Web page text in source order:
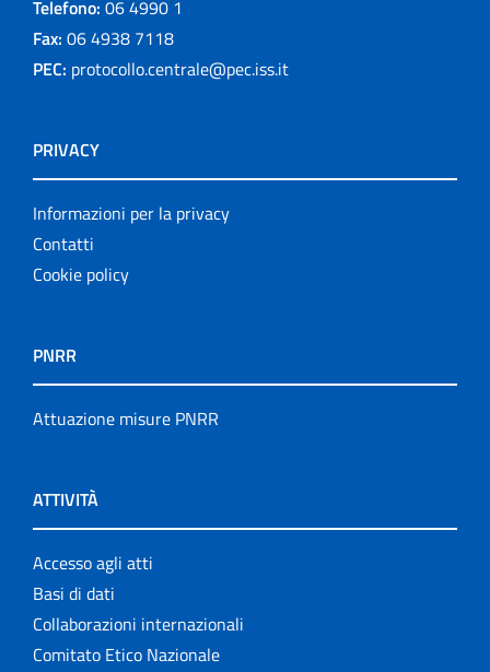
Telefono: 06 4990 1
Fax: 06 4938 7118
PEC: protocollo.centrale@pec.iss.it
PRIVACY
Informazioni per la privacy
Contatti
Cookie policy
PNRR
Attuazione misure PNRR
ATTIVITÀ
Accesso agli atti
Basi di dati
Collaborazioni internazionali
Comitato Etico Nazionale